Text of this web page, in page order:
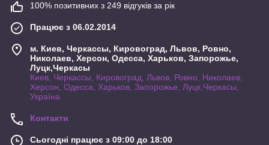
100% позитивних з 249 відгуків за рік
Працює з 06.02.2014
м. Киев, Черкассы, Кировоград, Львов, Ровно,
Николаев, Херсон, Одесса, Харьков, Запорожье,
Луцк,Черкасы
Киев, Черкассы, Кировоград, Львов, Ровно, Николаев,
Херсон, Одесса, Харьков, Запорожье, Луцк,Черкасы,
Україна
Контакти
Сьогодні працює з 09:00 до 18:00